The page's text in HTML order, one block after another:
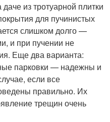
из тротуарной плитки
для пучинистых
слишком долго —
и при пучении не
Еще два варианта:
парковки — надежны и
если все
правильно. Их
трещин очень